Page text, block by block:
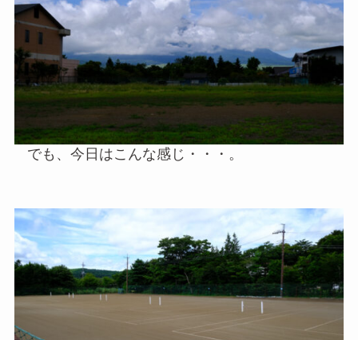
でも、今日はこんな感じ・・・。